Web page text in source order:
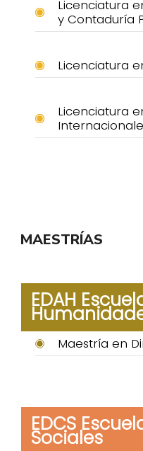
Licenciatura
y Contaduría
Licenciatura
Licenciatura
MAESTRÍAS
EDAH
Maestría en
EDCS
Sociales